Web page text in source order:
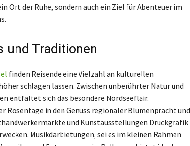
Ort der Ruhe, sondern auch ein Ziel für Abenteuer im
und Traditionen
finden Reisende eine Vielzahl an kulturellen
schlagen lassen. Zwischen unberührter Natur und
entfaltet sich das besondere Nordseeflair.
Rosentage in den Genuss regionaler Blumenpracht und
und Kunstausstellungen Druckgrafik
Musikdarbietungen, sei es im kleinen Rahmen